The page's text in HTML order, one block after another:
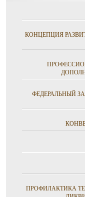
КОНЦЕПЦИЯ
ФЕДЕРАЛЬНЫЙ
ПРОФИЛАКТИКА